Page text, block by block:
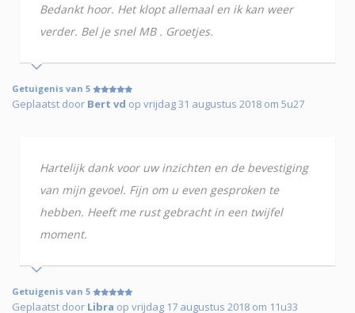
Bedankt hoor. Het klopt allemaal en ik kan weer
verder. Bel je snel MB . Groetjes.
Getuigenis van 5
Geplaatst door Bert vd op vrijdag 31 augustus 2018 om 5u27
Hartelijk dank voor uw inzichten en de bevestiging
van mijn gevoel. Fijn om u even gesproken te
hebben. Heeft me rust gebracht in een twijfel
moment.
Getuigenis van 5
Geplaatst door Libra op vrijdag 17 augustus 2018 om 11u33